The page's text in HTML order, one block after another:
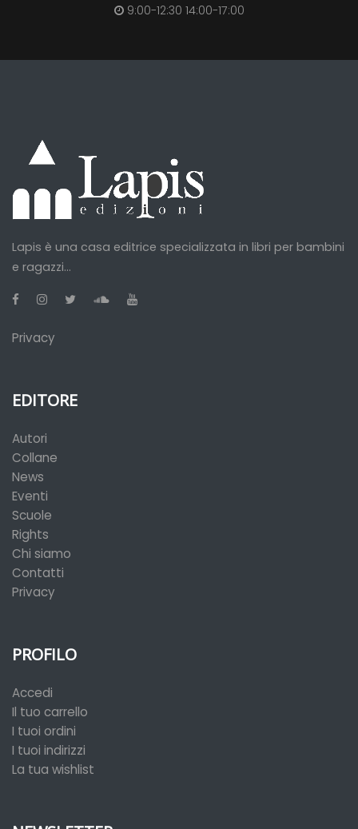
9:00-12:30 14:00-17:00
Lapis è una casa editrice specializzata in libri per bambini
e ragazzi...
Privacy
EDITORE
Autori
Collane
News
Eventi
Scuole
Rights
Chi siamo
Contatti
Privacy
PROFILO
Accedi
Il tuo carrello
I tuoi ordini
I tuoi indirizzi
La tua wishlist